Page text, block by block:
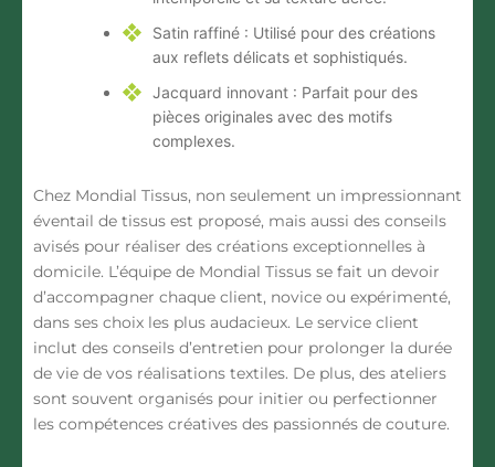
Satin raffiné : Utilisé pour des créations
aux reflets délicats et sophistiqués.
Jacquard innovant : Parfait pour des
pièces originales avec des motifs
complexes.
Chez Mondial Tissus, non seulement un impressionnant
éventail de tissus est proposé, mais aussi des conseils
avisés pour réaliser des créations exceptionnelles à
domicile. L’équipe de Mondial Tissus se fait un devoir
d’accompagner chaque client, novice ou expérimenté,
dans ses choix les plus audacieux. Le service client
inclut des conseils d’entretien pour prolonger la durée
de vie de vos réalisations textiles. De plus, des ateliers
sont souvent organisés pour initier ou perfectionner
les compétences créatives des passionnés de couture.